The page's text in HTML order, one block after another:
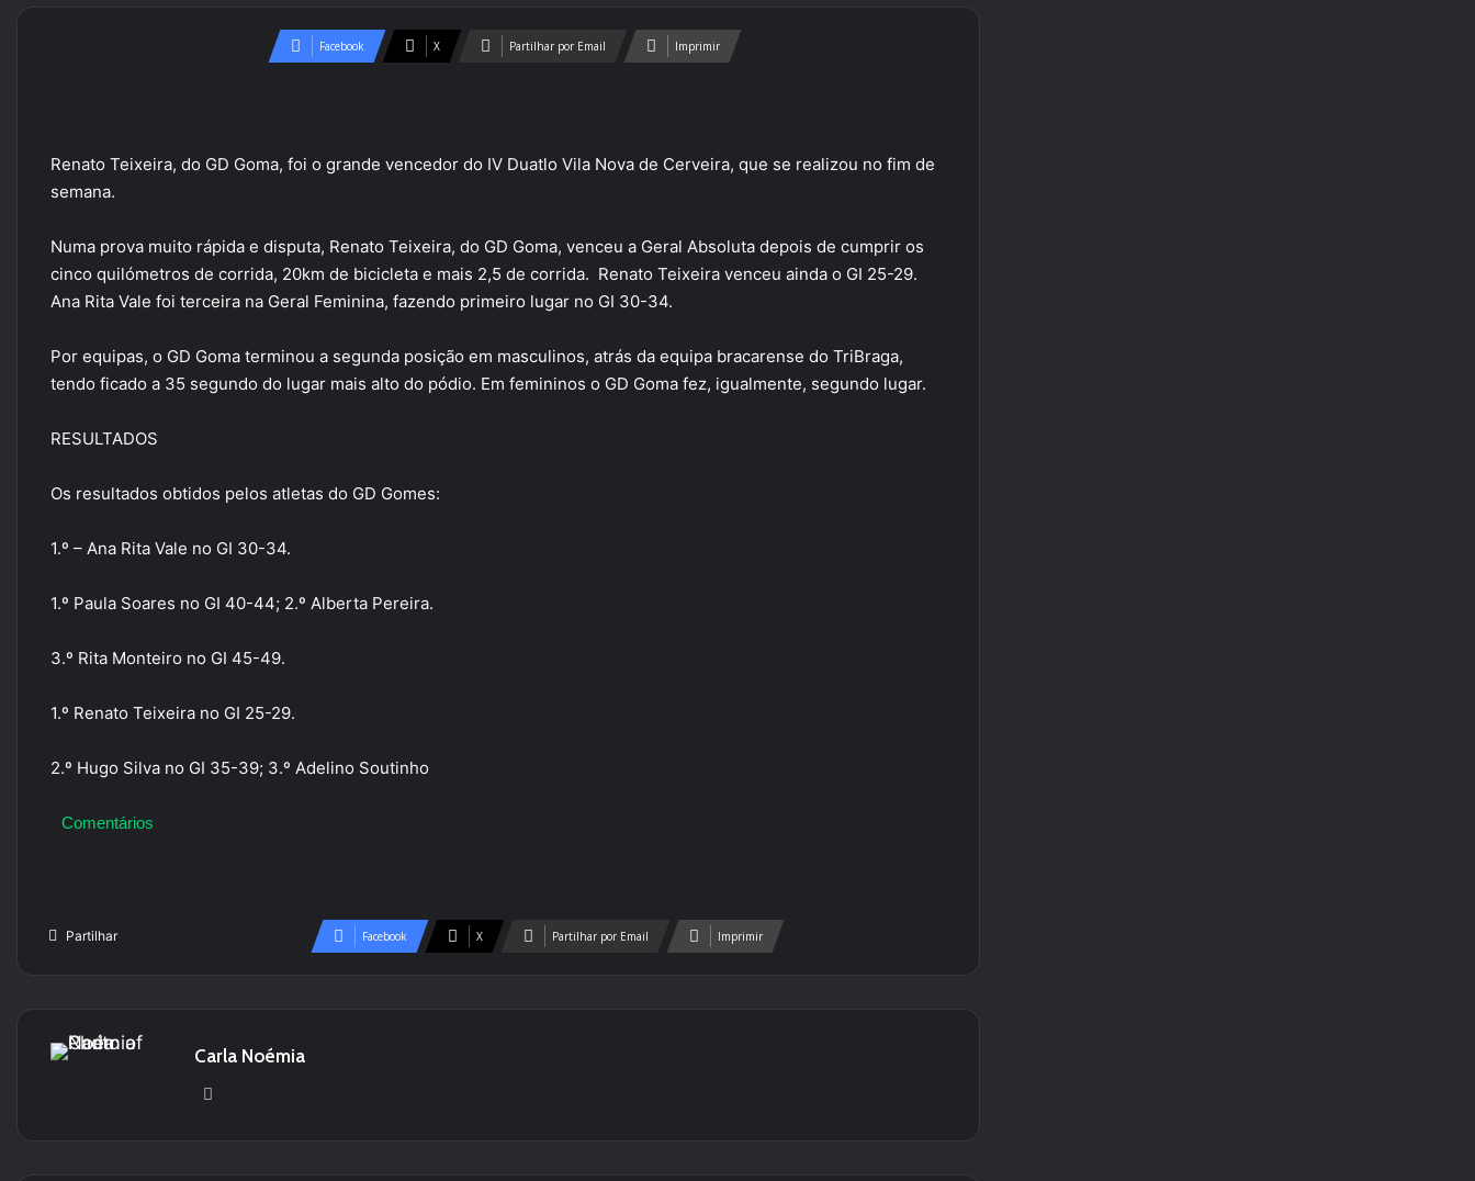
Facebook X Partilhar por Email Imprimir
Renato Teixeira, do GD Goma, foi o grande vencedor do IV Duatlo Vila Nova de Cerveira, que se realizou no fim de
semana.
Numa prova muito rápida e disputa, Renato Teixeira, do GD Goma, venceu a Geral Absoluta depois de cumprir os
cinco quilómetros de corrida, 20km de bicicleta e mais 2,5 de corrida. Renato Teixeira venceu ainda o GI 25-29.
Ana Rita Vale foi terceira na Geral Feminina, fazendo primeiro lugar no GI 30-34.
Por equipas, o GD Goma terminou a segunda posição em masculinos, atrás da equipa bracarense do TriBraga,
tendo ficado a 35 segundo do lugar mais alto do pódio. Em femininos o GD Goma fez, igualmente, segundo lugar.
RESULTADOS
Os resultados obtidos pelos atletas do GD Gomes:
1.º – Ana Rita Vale no GI 30-34.
1.º Paula Soares no GI 40-44; 2.º Alberta Pereira.
3.º Rita Monteiro no GI 45-49.
1.º Renato Teixeira no GI 25-29.
2.º Hugo Silva no GI 35-39; 3.º Adelino Soutinho
Comentários
Partilhar Facebook X Partilhar por Email Imprimir
Carla Noémia